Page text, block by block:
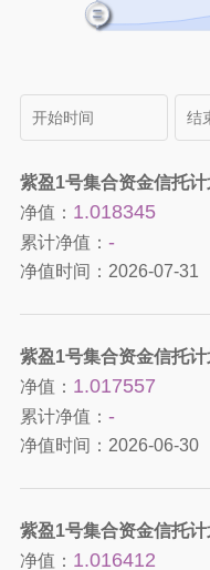
紫盈1号集合资金信托计
净值： 1.018345
累计净值： -
净值时间： 2026-07-31
紫盈1号集合资金信托计
净值： 1.017557
累计净值： -
净值时间： 2026-06-30
紫盈1号集合资金信托计
净值： 1.016412